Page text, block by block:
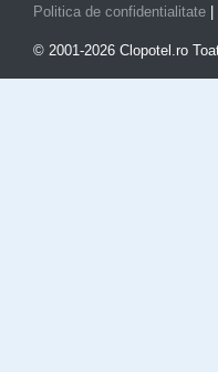
Politica de confidentialitate
© 2001-2026 Clopotel.ro